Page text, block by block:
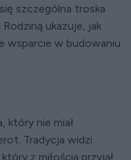
szczególna troska
ukazuje, jak
wsparcie w budowaniu
który nie miał
Tradycja widzi
z miłością przyjął